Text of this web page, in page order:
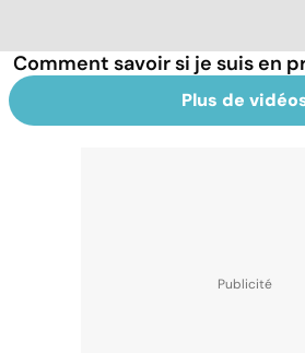
Comment savoir si je suis en
Plus de